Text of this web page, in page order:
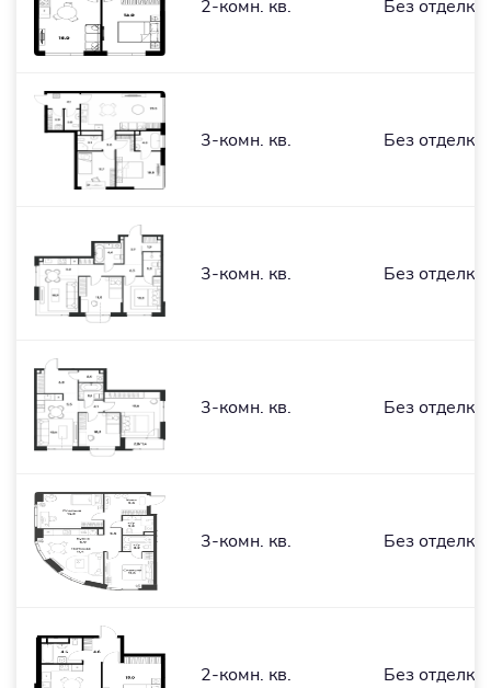
2-комн. кв. Без отделки
3-комн. кв. Без отделки
3-комн. кв. Без отделки
3-комн. кв. Без отделки
3-комн. кв. Без отделки
2-комн. кв. Без отделки